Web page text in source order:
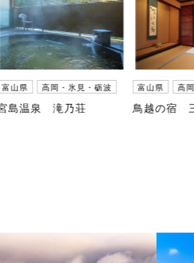
富山県 高岡・氷見・砺波
島温泉 滝乃荘
富山県 高
鳥越の宿